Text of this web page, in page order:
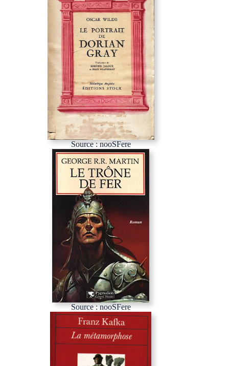
Source : nooSFere
Source : nooSFere